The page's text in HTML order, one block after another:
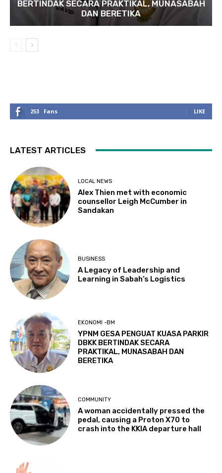
BERTINDAK SECARA PRAKTIKAL, MUNASABAH
DAN BERETIKA
253 Fans LIKE
LATEST ARTICLES
LOCAL NEWS
Alex Thien met with economic
counsellor Leigh McCumber in
Sandakan
BUSINESS
A Legacy of Leadership and
Learning in Sabah’s Logistics
EKONOMI -BM
YPNM GESA PENGUAT KUASA PARKIR
DBKK BERTINDAK SECARA
PRAKTIKAL, MUNASABAH DAN
BERETIKA
COMMUNITY
A woman accidentally pressed the
pedal, causing a Proton X70 to
crash into the KKIA departure hall